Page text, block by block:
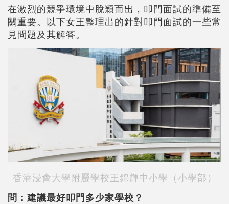
在激烈的競爭環境中脫穎而出，叩門面試的準備至
關重要。以下女王整理出的針對叩門面試的一些常
見問題及其解答。
香港浸會大學附屬學校王錦輝中小學（小學部）
問：建議最好叩門多少家學校？